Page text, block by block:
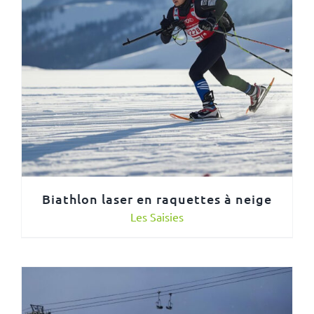
Biathlon laser en raquettes à neige
Les Saisies